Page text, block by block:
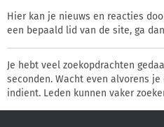
Hier kan je nieuws en reacties
een bepaald lid van de site, ga
Je hebt veel zoekopdrachten
seconden. Wacht even alvorens
indient. Leden kunnen vaker